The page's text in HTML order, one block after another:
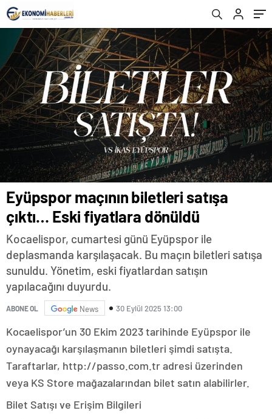
Eyüpspor maçının biletleri satışa
çıktı… Eski fiyatlara dönüldü
Kocaelispor, cumartesi günü Eyüpspor ile
deplasmanda karşılaşacak. Bu maçın biletleri satışa
sunuldu. Yönetim, eski fiyatlardan satışın
yapılacağını duyurdu.
ABONE OL News 30 Eylül 2025 13:00
Kocaelispor’un 30 Ekim 2023 tarihinde Eyüpspor ile
oynayacağı karşılaşmanın biletleri şimdi satışta.
Taraftarlar, http://passo.com.tr adresi üzerinden
veya KS Store mağazalarından bilet satın alabilirler.
Bilet Satışı ve Erişim Bilgileri